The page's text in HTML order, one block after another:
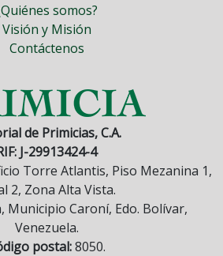
somos?
Visión y Misión
Contáctenos
de Primicias, C.A.
J-29913424-4
Torre Atlantis, Piso Mezanina 1,
2, Zona Alta Vista.
Municipio Caroní, Edo. Bolívar,
Venezuela.
postal:8050.